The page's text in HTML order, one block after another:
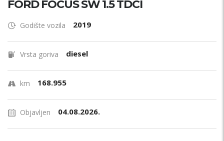
FORD FOCUS SW 1.5 TDCI
Godište vozila 2019
Vrsta goriva diesel
km 168.955
Objavljen 04.08.2026.